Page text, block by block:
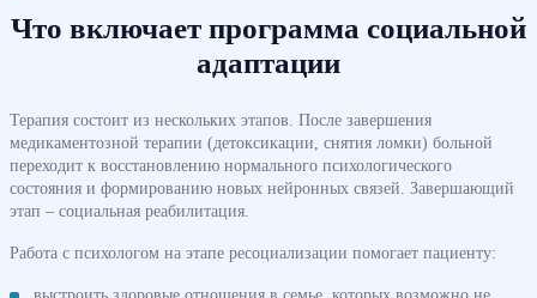
Что включает программа социальной
адаптации
Терапия состоит из нескольких этапов. После завершения
медикаментозной терапии (детоксикации, снятия ломки) больной
переходит к восстановлению нормального психологического
состояния и формированию новых нейронных связей. Завершающий
этап – социальная реабилитация.
Работа с психологом на этапе ресоциализации помогает пациенту: